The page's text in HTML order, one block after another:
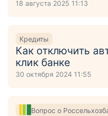
18 августа 2025 11:13
Кредиты
Как отключить
клик банке
30 октября 2024 11:55
Вопрос о